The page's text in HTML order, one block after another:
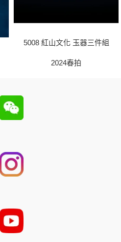
5008 紅山文化 玉器三件組
2024春拍